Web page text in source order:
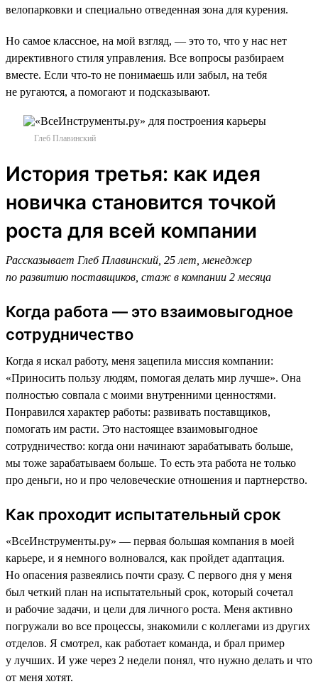
велопарковки и специально отведенная зона для курения.
Но самое классное, на мой взгляд, — это то, что у нас нет
директивного стиля управления. Все вопросы разбираем
вместе. Если что-то не понимаешь или забыл, на тебя
не ругаются, а помогают и подсказывают.
Глеб Плавинский
История третья: как идея
новичка становится точкой
роста для всей компании
Рассказывает Глеб Плавинский, 25 лет, менеджер
по развитию поставщиков, стаж в компании 2 месяца
Когда работа — это взаимовыгодное
сотрудничество
Когда я искал работу, меня зацепила миссия компании:
«Приносить пользу людям, помогая делать мир лучше». Она
полностью совпала с моими внутренними ценностями.
Понравился характер работы: развивать поставщиков,
помогать им расти. Это настоящее взаимовыгодное
сотрудничество: когда они начинают зарабатывать больше,
мы тоже зарабатываем больше. То есть эта работа не только
про деньги, но и про человеческие отношения и партнерство.
Как проходит испытательный срок
«ВсеИнструменты.ру» — первая большая компания в моей
карьере, и я немного волновался, как пройдет адаптация.
Но опасения развеялись почти сразу. С первого дня у меня
был четкий план на испытательный срок, который сочетал
и рабочие задачи, и цели для личного роста. Меня активно
погружали во все процессы, знакомили с коллегами из других
отделов. Я смотрел, как работает команда, и брал пример
у лучших. И уже через 2 недели понял, что нужно делать и что
от меня хотят.